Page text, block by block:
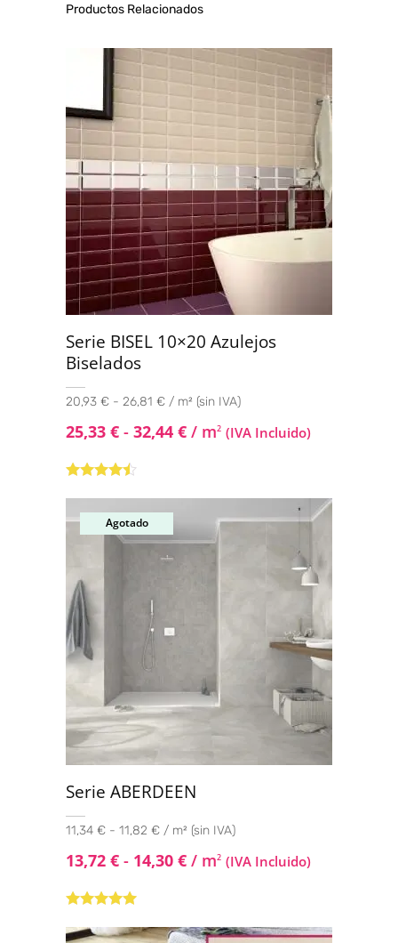
Productos Relacionados
Serie BISEL 10×20 Azulejos
Biselados
20,93 € - 26,81 € / m² (sin IVA)
25,33 € - 32,44 € / m2 (IVA Incluido)
con4.33
de 5
Agotado
Serie ABERDEEN
11,34 € - 11,82 € / m² (sin IVA)
13,72 € - 14,30 € / m2 (IVA Incluido)
5.00de 5